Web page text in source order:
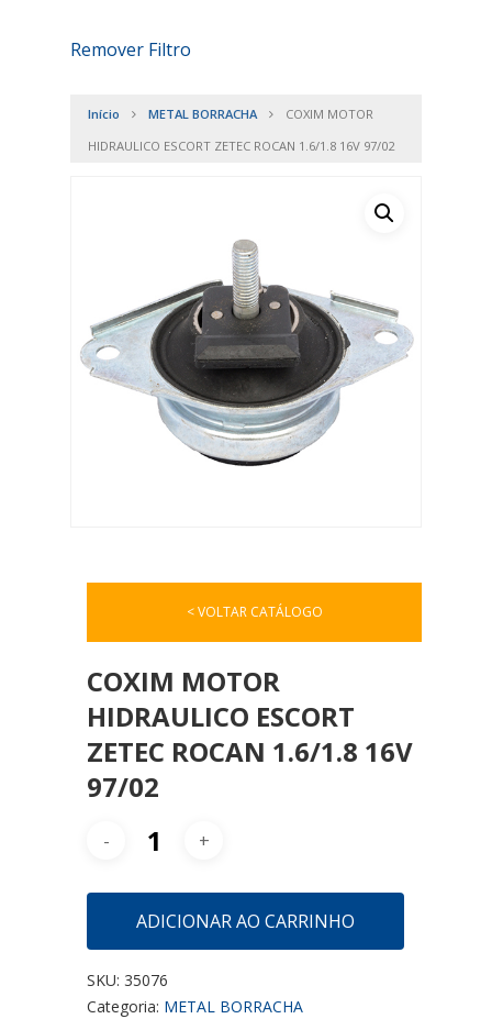
Remover Filtro
Início METAL BORRACHA
COXIM MOTOR
HIDRAULICO ESCORT ZETEC ROCAN 1.6/1.8 16V 97/02
< VOLTAR CATÁLOGO
COXIM MOTOR
HIDRAULICO ESCORT
ZETEC ROCAN 1.6/1.8 16V
97/02
ADICIONAR AO CARRINHO
SKU: 35076
Categoria: METAL BORRACHA